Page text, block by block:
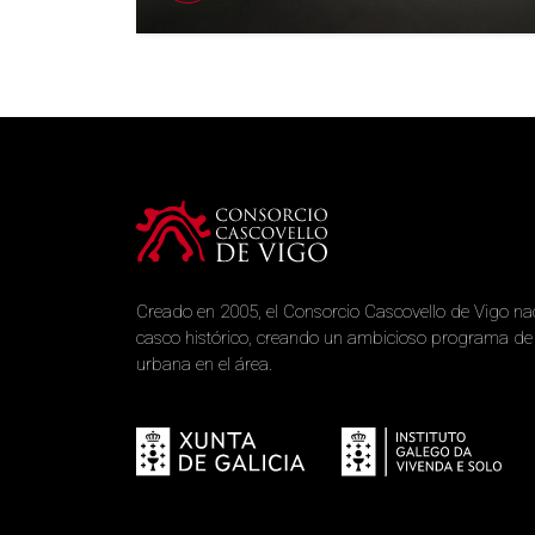
Creado en 2005, el Consorcio Cascovello de Vigo
casco histórico, creando un ambicioso programa
urbana en el área.